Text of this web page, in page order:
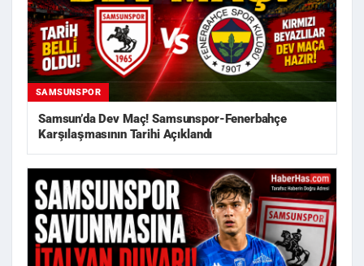
SAMSUNSPOR
Samsun’da Dev Maç! Samsunspor-Fenerbahçe
Karşılaşmasının Tarihi Açıklandı